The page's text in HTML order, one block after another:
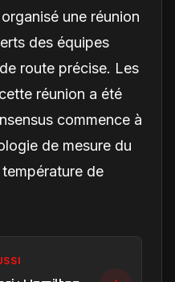
une réunion
des équipes
route précise. Les
réunion a été
commence à
de mesure du
de